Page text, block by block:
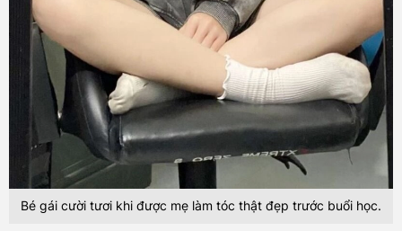
Bé gái cười tươi khi được mẹ làm tóc thật đẹp trước buổi học.